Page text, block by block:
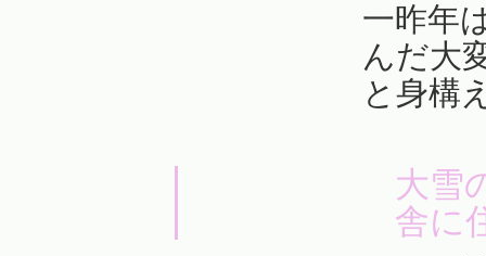
一昨年
んだ大
と身構
大雪
舎に